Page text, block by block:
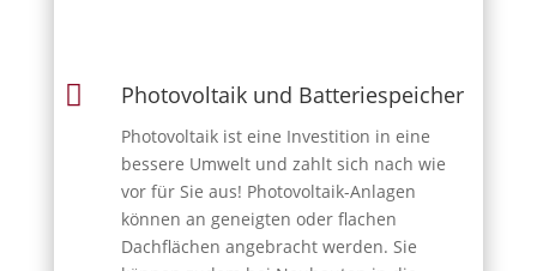
 Photovoltaik und Batteriespeicher
Photovoltaik ist eine Investition in eine
bessere Umwelt und zahlt sich nach wie
vor für Sie aus! Photovoltaik-Anlagen
können an geneigten oder flachen
Dachflächen angebracht werden. Sie